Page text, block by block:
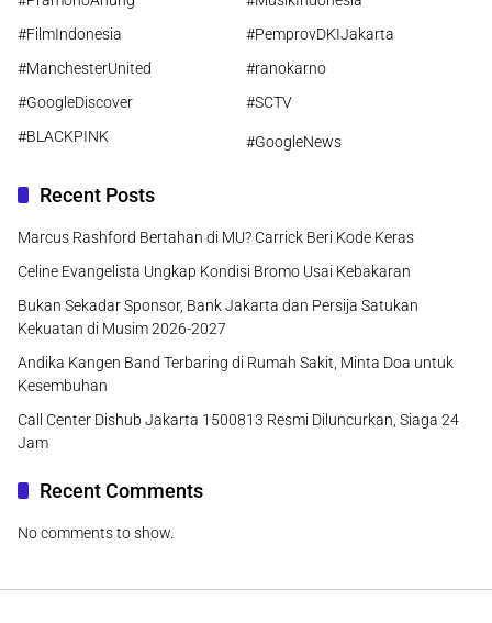
#FilmIndonesia
#PemprovDKIJakarta
#ManchesterUnited
#ranokarno
#GoogleDiscover
#SCTV
#BLACKPINK
#GoogleNews
Recent Posts
Marcus Rashford Bertahan di MU? Carrick Beri Kode Keras
Celine Evangelista Ungkap Kondisi Bromo Usai Kebakaran
Bukan Sekadar Sponsor, Bank Jakarta dan Persija Satukan
Kekuatan di Musim 2026-2027
Andika Kangen Band Terbaring di Rumah Sakit, Minta Doa untuk
Kesembuhan
Call Center Dishub Jakarta 1500813 Resmi Diluncurkan, Siaga 24
Jam
Recent Comments
No comments to show.